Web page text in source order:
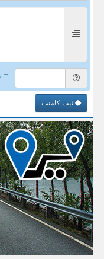
= ۹ بعلاوه ۳
ثبت کامنت